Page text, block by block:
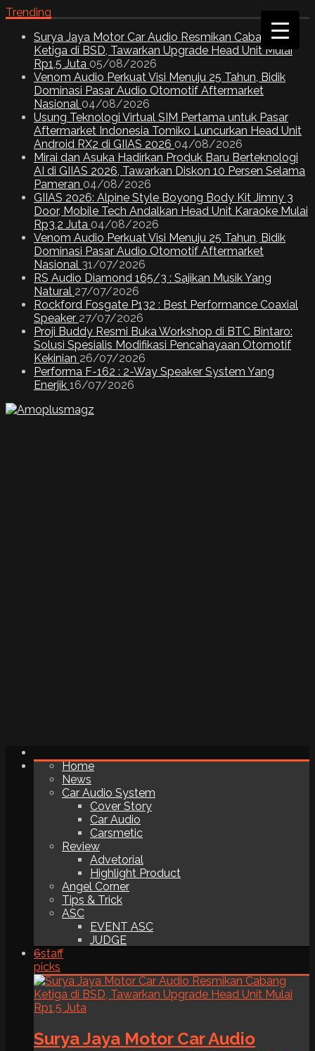
Trending
Surya Jaya Motor Car Audio Resmikan Cabang
Ketiga di BSD, Tawarkan Upgrade Head Unit Mulai
Rp1,5 Juta 05/08/2026
Venom Audio Perkuat Visi Menuju 25 Tahun, Bidik
Dominasi Pasar Audio Otomotif Aftermarket
Nasional 04/08/2026
Usung Teknologi Virtual SIM Pertama untuk Pasar
Aftermarket Indonesia Tomiko Luncurkan Head Unit
Android RX2 di GIIAS 2026 04/08/2026
Mirai dan Asuka Hadirkan Produk Baru Berteknologi
AI di GIIAS 2026, Tawarkan Diskon 10 Persen Selama
Pameran 04/08/2026
GIIAS 2026: Alpine Style Boyong Body Kit Jimny 3
Door, Mobile Tech Andalkan Head Unit Karaoke Mulai
Rp3,2 Juta 04/08/2026
Venom Audio Perkuat Visi Menuju 25 Tahun, Bidik
Dominasi Pasar Audio Otomotif Aftermarket
Nasional 31/07/2026
RS Audio Diamond 165/3 : Sajikan Musik Yang
Natural 27/07/2026
Rockford Fosgate P132 : Best Performance Coaxial
Speaker 27/07/2026
Proji Buddy Resmi Buka Workshop di BTC Bintaro:
Solusi Spesialis Modifikasi Pencahayaan Otomotif
Kekinian 26/07/2026
Performa F-162 : 2-Way Speaker System Yang
Enerjik 16/07/2026
Home
News
Car Audio System
Cover Story
Car Audio
Carsmetic
Review
Advetorial
Highlight Product
Angel Corner
Tips & Trick
ASC
EVENT ASC
JUDGE
6staff
picks
Surya Jaya Motor Car Audio